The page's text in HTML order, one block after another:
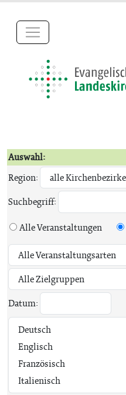
Auswahl:
Region:
Suchbegriff:
Alle Veranstaltungen
Datum: